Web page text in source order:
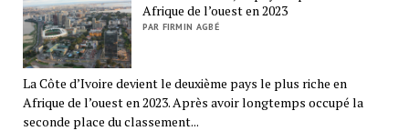
Afrique de l’ouest en 2023
PAR FIRMIN AGBÉ
La Côte d’Ivoire devient le deuxième pays le plus riche en
Afrique de l’ouest en 2023. Après avoir longtemps occupé la
seconde place du classement...